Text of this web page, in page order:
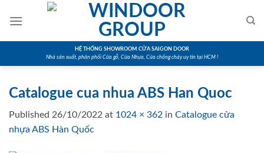
HỆ THỐNG SHOWROOM CỬA SAIGON DOOR
Nhà sản xuất, phân phối Cửa gỗ, Cửa Nhựa, Cửa chống cháy uy tín tại HCM !
Catalogue cua nhua ABS Han Quoc
Published 26/10/2022 at 1024 × 362 in Catalogue cửa
nhựa ABS Hàn Quốc